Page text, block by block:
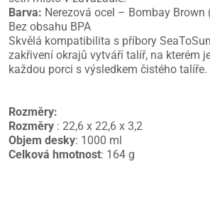
Barva: Nerezová ocel – Bombay
Bez obsahu BPA
Skvělá kompatibilita s příbory
zakřivení okrajů vytváří talíř, na kterém
každou porci s výsledkem čistého talíře.
Rozměry:
Rozměry : 22,6 x 22,6 x 3,2
Objem desky: 1000 ml
Celková hmotnost: 164 g